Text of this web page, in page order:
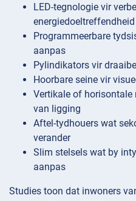
LED-tegnologie vir
energiedoeltreffendheid
Programmeerbare
aanpas
Pylindikators vir
Hoorbare seine vir
Vertikale of
van ligging
Aftel-tydhouers wat
verander
Slim stelsels wat by
aanpas
Studies toon dat inwoners